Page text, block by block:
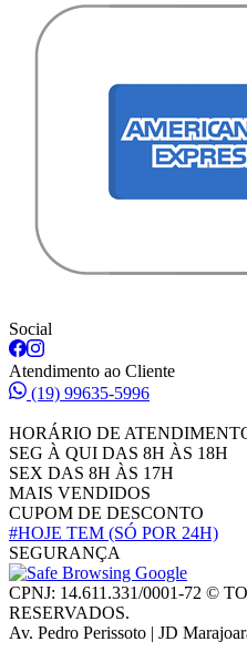
Social
Atendimento ao Cliente
(19) 99635-5996
HORÁRIO DE
SEG À QUI DAS 8H ÀS 18H
SEX DAS 8H ÀS 17H
MAIS VENDIDOS
CUPOM DE DESCONTO
#HOJE TEM (SÓ POR 24H)
SEGURANÇA
CPNJ: 14.611.331/0001-72 ©
RESERVADOS.
Av. Pedro Perissoto | JD